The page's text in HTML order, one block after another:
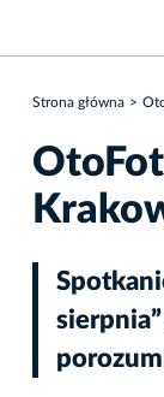
Strona główna